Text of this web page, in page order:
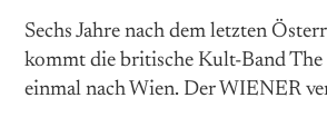
Sechs Jahre nach dem letzten
kommt die britische Kult-Band
einmal nach Wien. Der WIENER